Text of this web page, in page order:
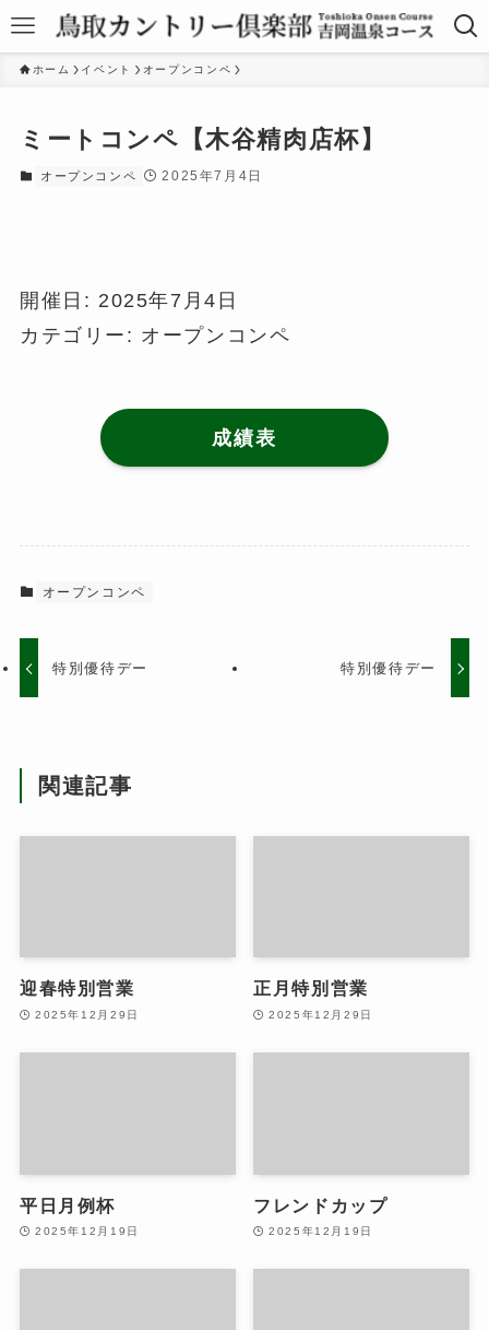
ホーム イベント オープンコンペ
ミートコンペ【木谷精肉店杯】
オープンコンペ 2025年7月4日
開催日: 2025年7月4日
カテゴリー: オープンコンペ
成績表
オープンコンペ
特別優待デー 特別優待デー
関連記事
迎春特別営業
2025年12月29日
正月特別営業
2025年12月29日
平日月例杯
2025年12月19日
フレンドカップ
2025年12月19日